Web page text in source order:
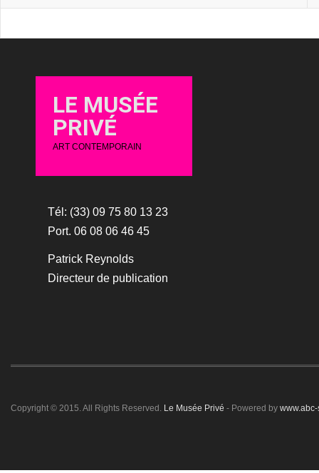
LE MUSÉE
PRIVÉ
ART CONTEMPORAIN
Tél: (33) 09 75 80 13 23
Port. 06 08 06 46 45
Patrick Reynolds
Directeur de publication
Copyright © 2015. All Rights Reserved. Le Musée Privé - Powered by